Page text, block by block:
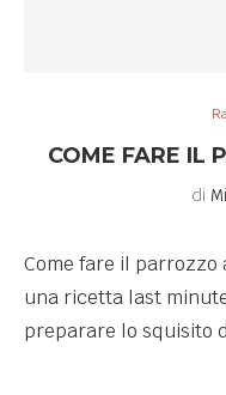
COME FARE IL
di
Come fare il
una ricetta last
preparare lo squisito